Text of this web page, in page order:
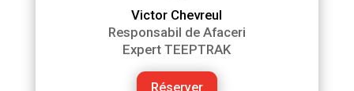
Victor Chevreul
Responsabil de Afaceri
Expert TEEPTRAK
Réserver